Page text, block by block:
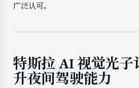
广泛认可。
特斯拉 AI 视觉光子
升夜间驾驶能力